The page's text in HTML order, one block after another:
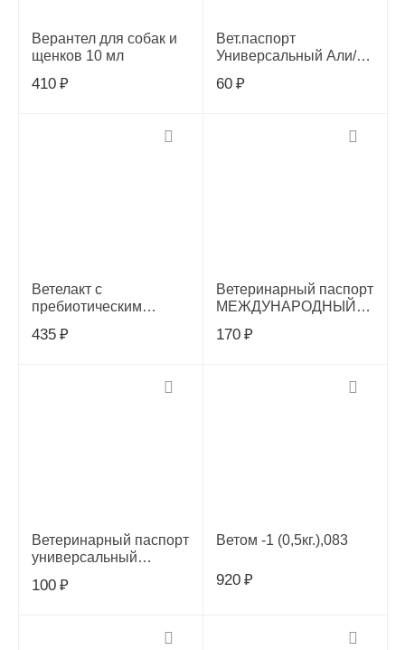
Верантел для собак и
щенков 10 мл
410 ₽
Вет.паспорт
Универсальный Али/
60 ₽
Ветелакт с
пребиотическим
AB419
435 ₽
Ветеринарный паспорт
МЕЖДУНАРОДНЫЙ ,
170 ₽
Ветеринарный паспорт
универсальный
100 ₽
Ветом -1 (0,5кг.),083
920 ₽